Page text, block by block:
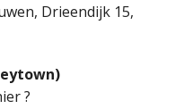
Drieendijk 15,
?